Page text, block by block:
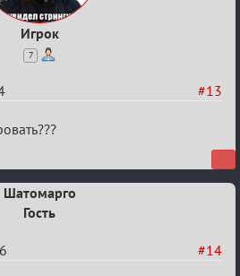
Игрок
7
#13
Шатомарго
Гость
#14